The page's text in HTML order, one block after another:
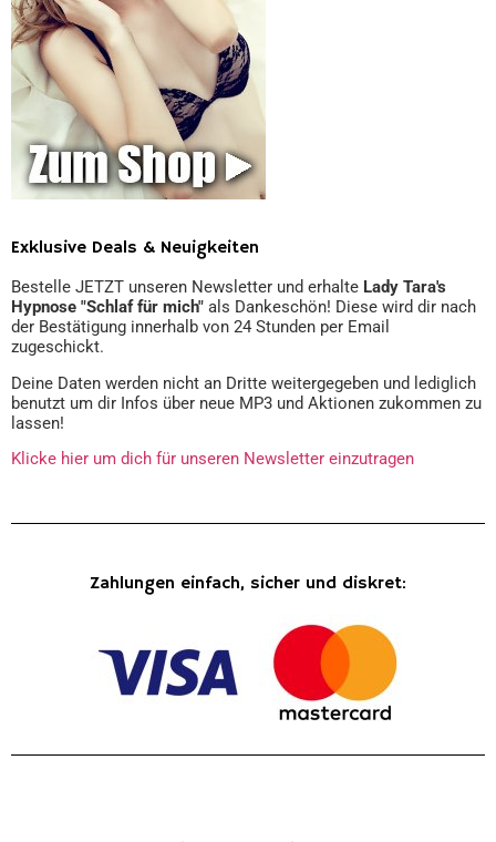
Exklusive Deals & Neuigkeiten
Bestelle JETZT unseren Newsletter und erhalte Lady Tara's
Hypnose "Schlaf für mich" als Dankeschön! Diese wird dir nach
der Bestätigung innerhalb von 24 Stunden per Email
zugeschickt.
Deine Daten werden nicht an Dritte weitergegeben und lediglich
benutzt um dir Infos über neue MP3 und Aktionen zukommen zu
lassen!
Klicke hier um dich für unseren Newsletter einzutragen
Zahlungen einfach, sicher und diskret: